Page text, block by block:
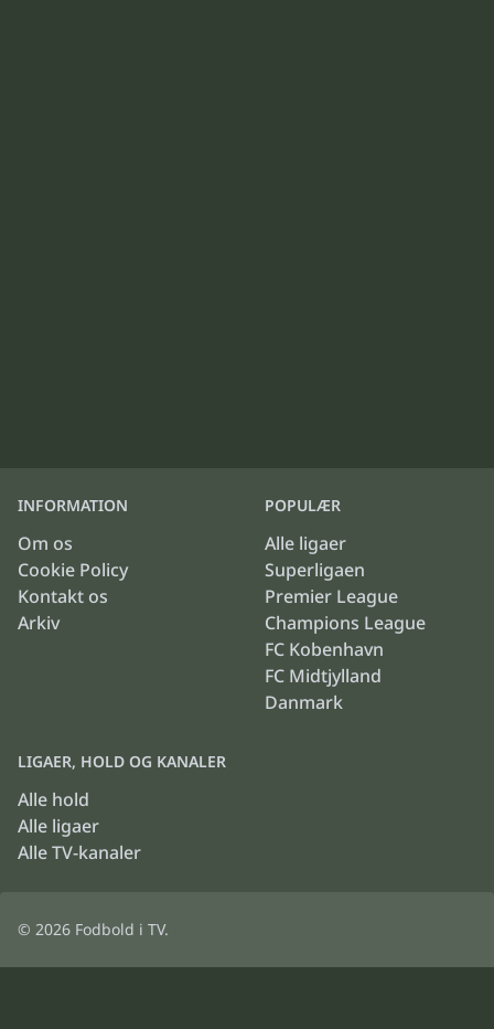
INFORMATION
Om os
Cookie Policy
Kontakt os
Arkiv
POPULÆR
Alle ligaer
Superligaen
Premier League
Champions League
FC Kobenhavn
FC Midtjylland
Danmark
LIGAER, HOLD OG KANALER
Alle hold
Alle ligaer
Alle TV-kanaler
© 2026 Fodbold i TV.